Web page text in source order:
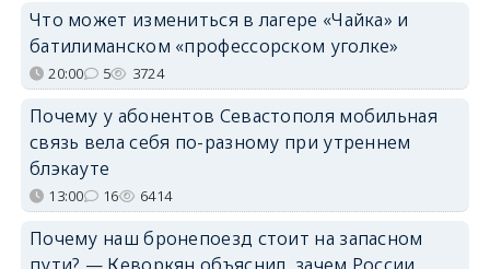
Что может измениться в лагере «Чайка» и
батилиманском «профессорском уголке»
20:00 5 3724
Почему у абонентов Севастополя мобильная
связь вела себя по-разному при утреннем
блэкауте
13:00 16 6414
Почему наш бронепоезд стоит на запасном